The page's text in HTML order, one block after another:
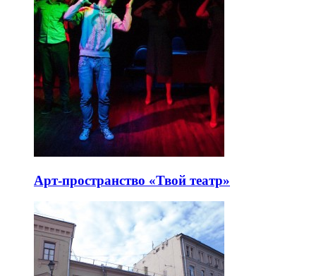
Арт-пространство «Твой театр»